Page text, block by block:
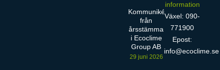
Kommuniké
från
årsstämma
i Ecoclime
Group AB
29 juni 2026
information
Växel: 090-
771900
Epost:
info@ecoclime.se